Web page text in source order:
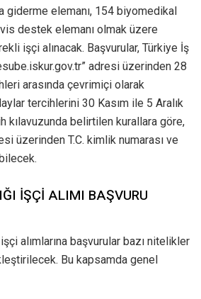
giderme elemanı, 154 biyomedikal
destek elemanı olmak üzere
işçi alınacak. Başvurular, Türkiye İş
adresi üzerinden 28
arasında çevrimiçi olarak
tercihlerini 30 Kasım ile 5 Aralık
kılavuzunda belirtilen kurallara göre,
üzerinden T.C. kimlik numarası ve
İŞÇİ ALIMI BAŞVURU
alımlarına başvurular bazı nitelikler
Bu kapsamda genel